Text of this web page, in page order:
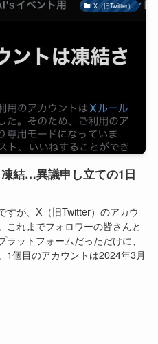
X（旧Twitter）
結…異議申し立ての1日
すが、X（旧Twitter）のアカウ
これまでフォロワーの皆さんと
ットフォームだっただけに、
1個目のアカウントは2024年3月